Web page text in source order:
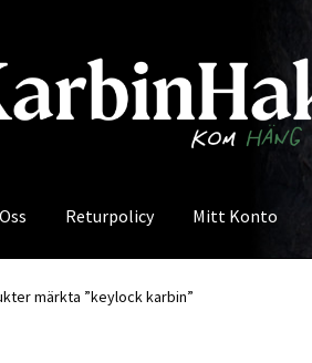
Returpolicy Mitt Konto
märkta ”keylock karbin”